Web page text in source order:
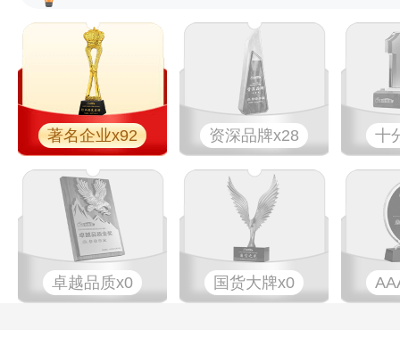
著名企业x92 资深品牌x28 十
卓越品质x0 国货大牌x0